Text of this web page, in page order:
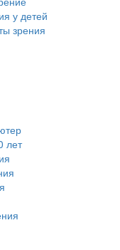
у детей
зрения
лет